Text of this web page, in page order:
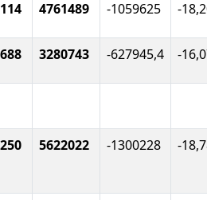
4761489 -1059625 -
3280743 -627945,4 -
5622022 -1300228 -